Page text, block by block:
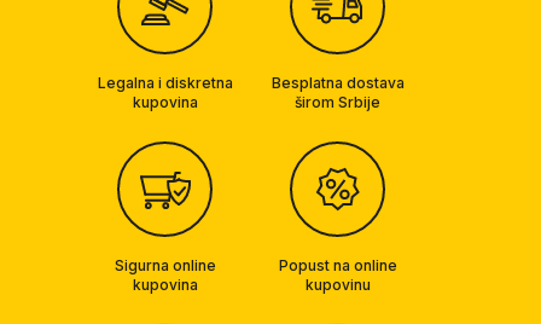
Legalna i diskretna
kupovina
Besplatna dostava
širom Srbije
Sigurna online
kupovina
Popust na online
kupovinu